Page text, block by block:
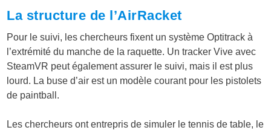
La structure de l’AirRacket
Pour le suivi, les chercheurs fixent un système Optitrack à
l’extrémité du manche de la raquette. Un tracker Vive avec
SteamVR peut également assurer le suivi, mais il est plus
lourd. La buse d’air est un modèle courant pour les pistolets
de paintball.
Les chercheurs ont entrepris de simuler le tennis de table, le